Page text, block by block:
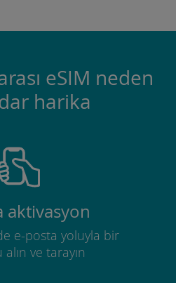
eSIM neden
harika
aktivasyon
e-posta yoluyla bir
ve tarayın